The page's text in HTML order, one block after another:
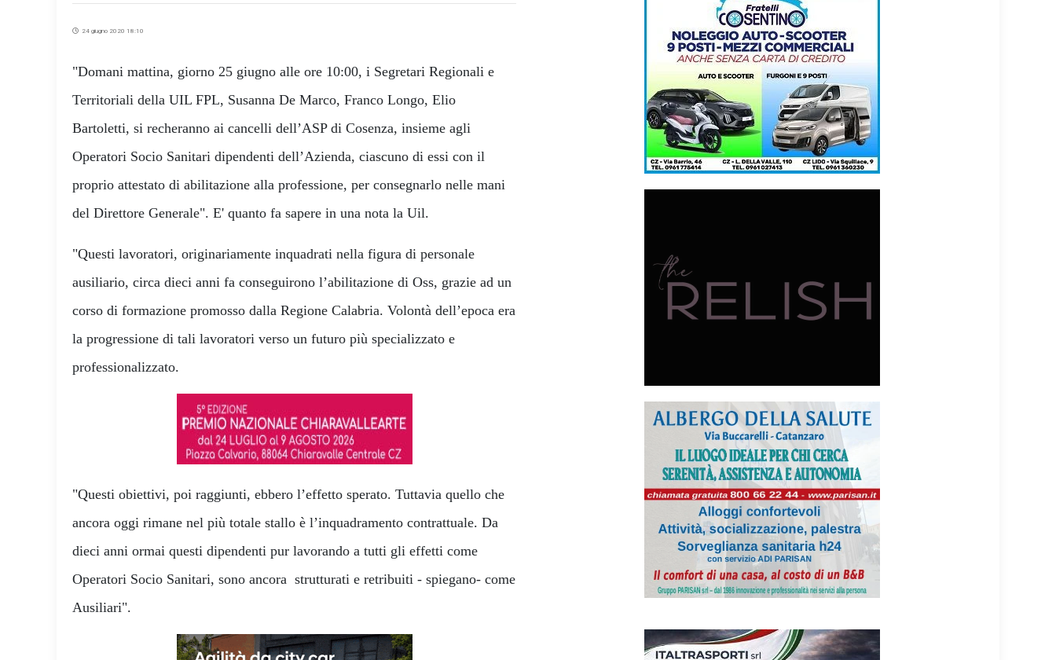
24 giugno 2020 18:10
"Domani mattina, giorno 25 giugno alle ore 10:00, i Segretari Regionali e
Territoriali della UIL FPL, Susanna De Marco, Franco Longo, Elio
Bartoletti, si recheranno ai cancelli dell’ASP di Cosenza, insieme agli
Operatori Socio Sanitari dipendenti dell’Azienda, ciascuno di essi con il
proprio attestato di abilitazione alla professione, per consegnarlo nelle mani
del Direttore Generale". E' quanto fa sapere in una nota la Uil.
"Questi lavoratori, originariamente inquadrati nella figura di personale
ausiliario, circa dieci anni fa conseguirono l’abilitazione di Oss, grazie ad un
corso di formazione promosso dalla Regione Calabria. Volontà dell’epoca era
la progressione di tali lavoratori verso un futuro più specializzato e
professionalizzato.
"Questi obiettivi, poi raggiunti, ebbero l’effetto sperato. Tuttavia quello che
ancora oggi rimane nel più totale stallo è l’inquadramento contrattuale. Da
dieci anni ormai questi dipendenti pur lavorando a tutti gli effetti come
Operatori Socio Sanitari, sono ancora strutturati e retribuiti - spiegano- come
Ausiliari".